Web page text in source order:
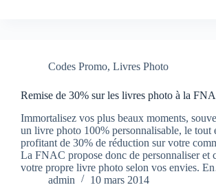
Codes Promo, Livres Photo
Remise de 30% sur les livres photo à la
Immortalisez vos plus beaux moments,
un livre photo 100% personnalisable, le tout
profitant de 30% de réduction sur votre
La FNAC propose donc de personnaliser et
votre propre livre photo selon vos envies.
admin
10 mars 2014